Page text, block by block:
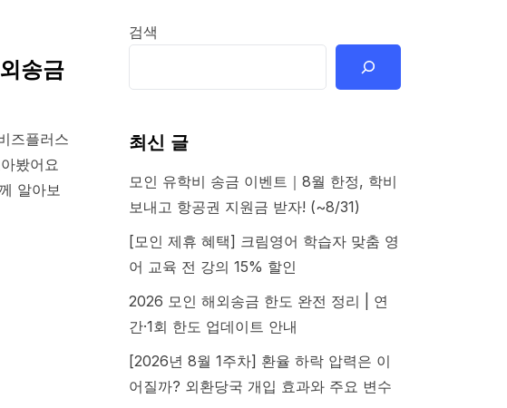
송금
즈플러스
봤어요
알아보
검색
최신 글
모인 유학비 송금 이벤트｜8월 한정, 학비
보내고 항공권 지원금 받자! (~8/31)
[모인 제휴 혜택] 크림영어 학습자 맞춤 영
어 교육 전 강의 15% 할인
2026 모인 해외송금 한도 완전 정리 | 연
간·1회 한도 업데이트 안내
[2026년 8월 1주차] 환율 하락 압력은 이
어질까? 외환당국 개입 효과와 주요 변수